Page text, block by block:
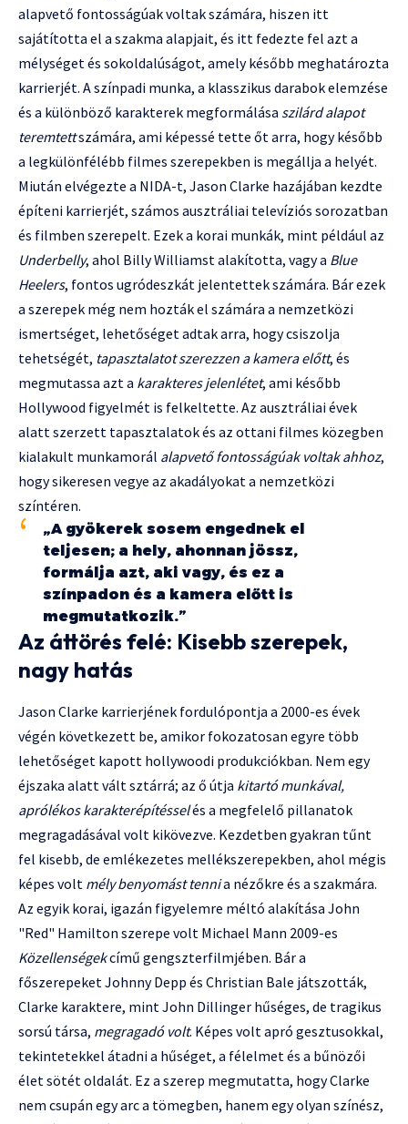
alapvető fontosságúak voltak számára, hiszen itt
sajátította el a szakma alapjait, és itt fedezte fel azt a
mélységet és sokoldalúságot, amely később meghatározta
karrierjét. A színpadi munka, a klasszikus darabok elemzése
és a különböző karakterek megformálása szilárd alapot
teremtettszámára, ami képessé tette őt arra, hogy később
a legkülönfélébb filmes szerepekben is megállja a helyét.
Miután elvégezte a NIDA-t, Jason Clarke hazájában kezdte
építeni karrierjét, számos ausztráliai televíziós sorozatban
és filmben szerepelt. Ezek a korai munkák, mint például az
Underbelly, ahol Billy Williamst alakította, vagy a Blue
Heelers, fontos ugródeszkát jelentettek számára. Bár ezek
a szerepek még nem hozták el számára a nemzetközi
ismertséget, lehetőséget adtak arra, hogy csiszolja
tehetségét, tapasztalatot szerezzen a kamera előtt, és
megmutassa azt a karakteres jelenlétet, ami később
Hollywood figyelmét is felkeltette. Az ausztráliai évek
alatt szerzett tapasztalatok és az ottani filmes közegben
kialakult munkamorál alapvető fontosságúak voltak ahhoz,
hogy sikeresen vegye az akadályokat a nemzetközi
színtéren.
„A gyökerek sosem engednek el
teljesen; a hely, ahonnan jössz,
formálja azt, aki vagy, és ez a
színpadon és a kamera előtt is
megmutatkozik.”
Az áttörés felé: Kisebb szerepek,
nagy hatás
Jason Clarke karrierjének fordulópontja a 2000-es évek
végén következett be, amikor fokozatosan egyre több
lehetőséget kapott hollywoodi produkciókban. Nem egy
éjszaka alatt vált sztárrá; az ő útja kitartó munkával,
aprólékos karakterépítésselés a megfelelő pillanatok
megragadásával volt kikövezve. Kezdetben gyakran tűnt
fel kisebb, de emlékezetes mellékszerepekben, ahol mégis
képes volt mély benyomást tennia nézőkre és a szakmára.
Az egyik korai, igazán figyelemre méltó alakítása John
"Red" Hamilton szerepe volt Michael Mann 2009-es
Közellenségekcímű gengszterfilmjében. Bár a
főszerepeket Johnny Depp és Christian Bale játszották,
Clarke karaktere, mint John Dillinger hűséges, de tragikus
sorsú társa, megragadó volt. Képes volt apró gesztusokkal,
tekintetekkel átadni a hűséget, a félelmet és a bűnözői
élet sötét oldalát. Ez a szerep megmutatta, hogy Clarke
nem csupán egy arc a tömegben, hanem egy olyan színész,